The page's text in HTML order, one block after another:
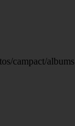
campact/albums